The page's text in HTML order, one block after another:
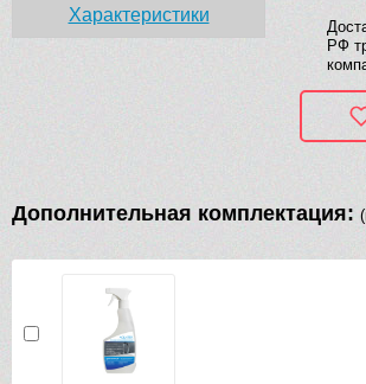
РФ
Характеристики
Дополнительная комплектация: